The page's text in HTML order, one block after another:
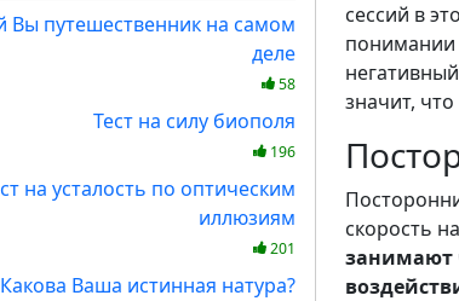
Вы путешественник на самом
деле
58
Тест на силу биополя
196
на усталость по оптическим
иллюзиям
201
Какова Ваша истинная натура?
сессий в
понимании
значит,
скорость
занимают